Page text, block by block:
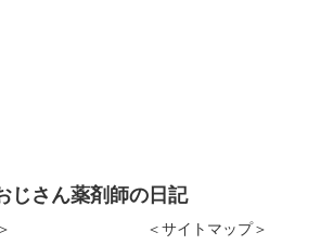
じさん薬剤師の日記
＜サイトマップ＞